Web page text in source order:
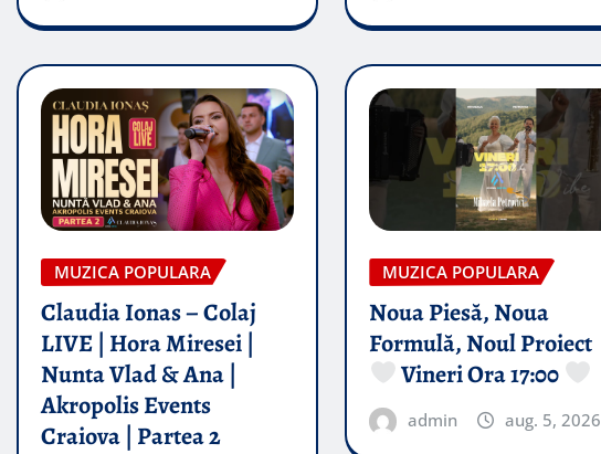
MUZICA POPULARA
Claudia Ionas – Colaj
LIVE | Hora Miresei |
Nunta Vlad & Ana |
Akropolis Events
Craiova | Partea 2
MUZICA POPULARA
Noua Piesă, Noua
Formulă, Noul Proiect
Vineri Ora 17:00
admin aug. 5, 2026